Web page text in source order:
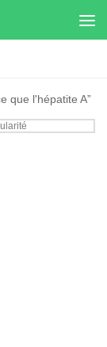
que l'hépatite A”